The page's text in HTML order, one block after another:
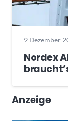
9 Dezember
Nordex
Anzeige